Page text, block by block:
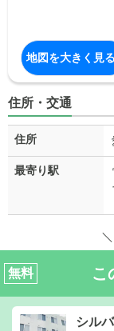
地図を大きく見る
住所・交通
住所
最寄り駅
無料 こ
シル